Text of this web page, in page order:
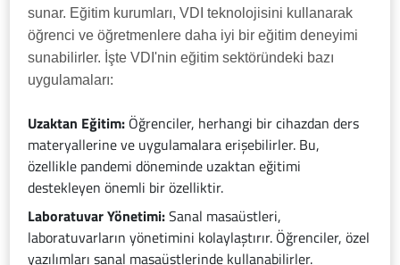
sunar. Eğitim kurumları, VDI teknolojisini kullanarak
öğrenci ve öğretmenlere daha iyi bir eğitim deneyimi
sunabilirler. İşte VDI'nin eğitim sektöründeki bazı
uygulamaları:
Uzaktan Eğitim: Öğrenciler, herhangi bir cihazdan ders
materyallerine ve uygulamalara erişebilirler. Bu,
özellikle pandemi döneminde uzaktan eğitimi
destekleyen önemli bir özelliktir.
Laboratuvar Yönetimi:Sanal masaüstleri,
laboratuvarların yönetimini kolaylaştırır. Öğrenciler, özel
yazılımları sanal masaüstlerinde kullanabilirler.